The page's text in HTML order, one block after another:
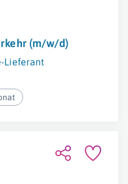
(m/w/d)
Lieferant